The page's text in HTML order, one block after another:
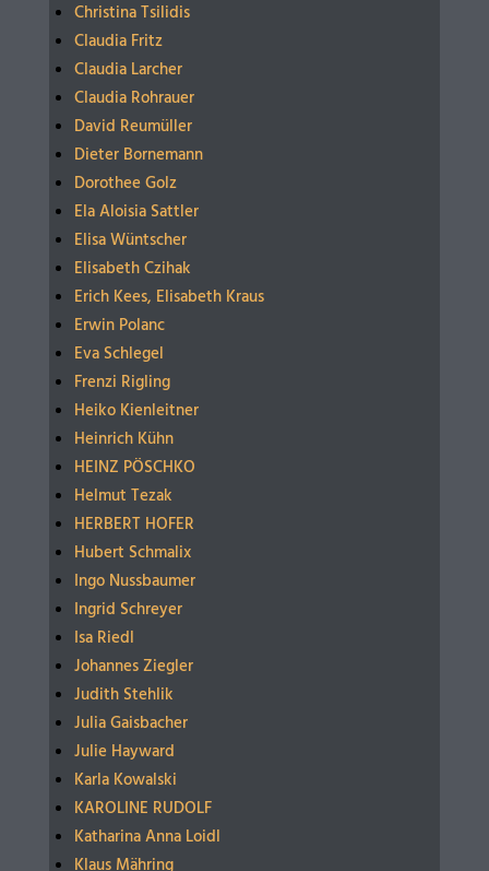
Christina Tsilidis
Claudia Fritz
Claudia Larcher
Claudia Rohrauer
David Reumüller
Dieter Bornemann
Dorothee Golz
Ela Aloisia Sattler
Elisa Wüntscher
Elisabeth Czihak
Erich Kees, Elisabeth Kraus
Erwin Polanc
Eva Schlegel
Frenzi Rigling
Heiko Kienleitner
Heinrich Kühn
HEINZ PÖSCHKO
Helmut Tezak
HERBERT HOFER
Hubert Schmalix
Ingo Nussbaumer
Ingrid Schreyer
Isa Riedl
Johannes Ziegler
Judith Stehlik
Julia Gaisbacher
Julie Hayward
Karla Kowalski
KAROLINE RUDOLF
Katharina Anna Loidl
Klaus Mähring